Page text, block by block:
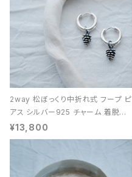
2way 松ぼっくり中折れ式 フープ ピ
アス シルバー925 チャーム 着脱可
能 レディース ユニセックス
¥13,800